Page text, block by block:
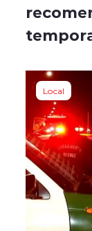
Local